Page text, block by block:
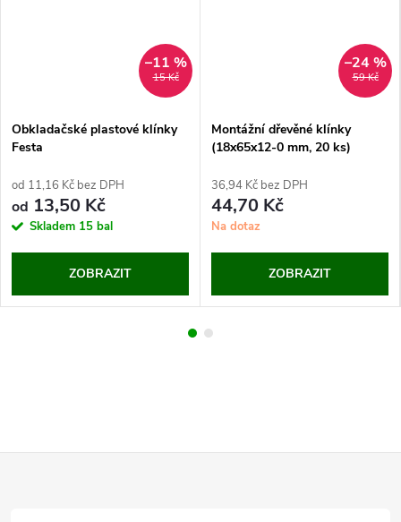
15 Kč
–11 %
Obkladačské plastové klínky
Festa
od 11,16 Kč bez DPH
od 13,50 Kč
Skladem 15 bal
ZOBRAZIT
59 Kč
–24 %
Montážní dřevěné klínky
(18x65x12-0 mm, 20 ks)
36,94 Kč bez DPH
44,70 Kč
Na dotaz
ZOBRAZIT